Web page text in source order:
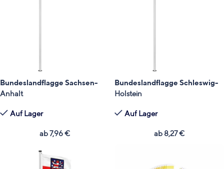
Bundeslandflagge Sachsen-
Anhalt
Auf Lager
ab7,96€
Bundeslandflagge Schleswig-
Holstein
Auf Lager
ab 8,27€